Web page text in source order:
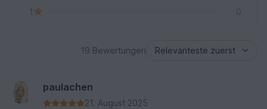
1 0
19 Bewertungen
paulachen
21. August 2025